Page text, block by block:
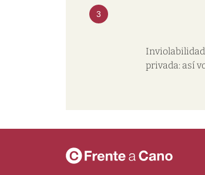
3
privada: así